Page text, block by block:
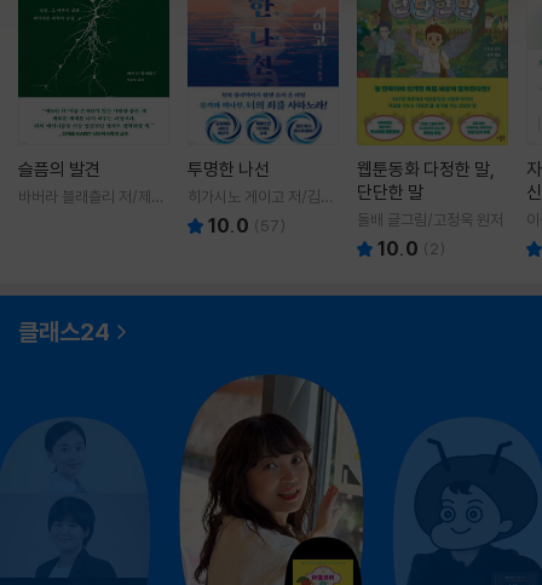
슬픔의 발견
바버라 블래츨리 저/제효
투명한 나선
히가시노 게이고 저/김선
영 역10.0 (57)
웹툰동화 다정한 말,
단단한 말
돌배 글그림/고정욱 원저
10.0 ( 2)
클래스24